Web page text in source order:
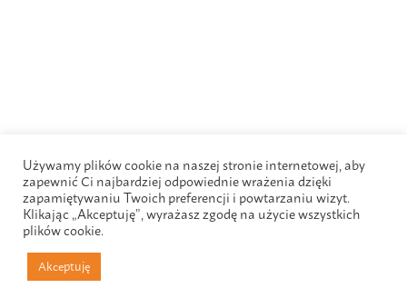
Używamy plików cookie na naszej stronie internetowej, aby
zapewnić Ci najbardziej odpowiednie wrażenia dzięki
zapamiętywaniu Twoich preferencji i powtarzaniu wizyt.
Klikając „Akceptuję”, wyrażasz zgodę na użycie wszystkich
plików cookie.
Akceptuję